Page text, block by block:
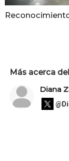
Más acerca
Diana